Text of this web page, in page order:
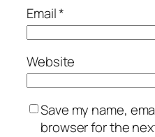
Email*
Website
Save my name,
browser for the